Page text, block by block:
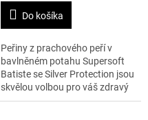
Do košíka
Peřiny z prachového peří v
bavlněném potahu Supersoft
Batiste se Silver Protection jsou
skvělou volbou pro váš zdravý
spánek, i pokud se obáváte